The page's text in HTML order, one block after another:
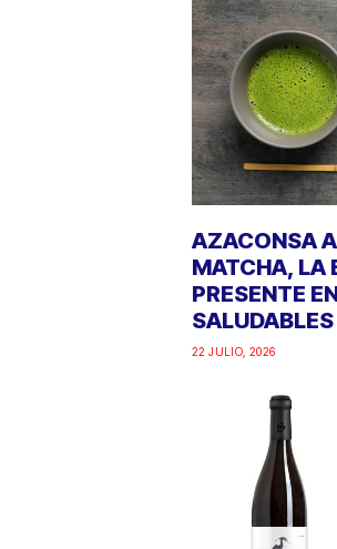
AZACONSA
MATCHA, LA
PRESENTE
SALUDABLES
22 JULIO, 2026